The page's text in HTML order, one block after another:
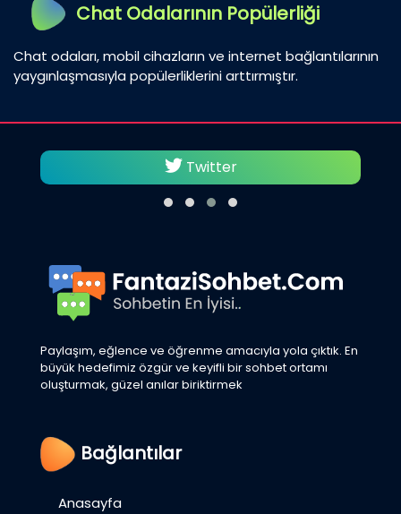
Chat Odalarının Popülerliği
Chat odaları, mobil cihazların ve internet bağlantılarının
yaygınlaşmasıyla popülerliklerini arttırmıştır.
Twitter
Paylaşım, eğlence ve öğrenme amacıyla yola çıktık. En
büyük hedefimiz özgür ve keyifli bir sohbet ortamı
oluşturmak, güzel anılar biriktirmek
Bağlantılar
Anasayfa